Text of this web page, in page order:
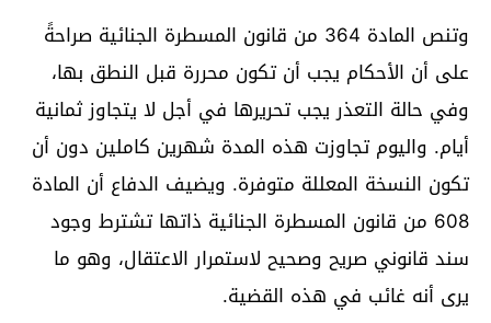
وتنص المادة 364 من قانون المسطرة الجنائية صراحةً
على أن الأحكام يجب أن تكون محررة قبل النطق بها،
وفي حالة التعذر يجب تحريرها في أجل لا يتجاوز ثمانية
أيام. واليوم تجاوزت هذه المدة شهرين كاملين دون أن
تكون النسخة المعللة متوفرة. ويضيف الدفاع أن المادة
608 من قانون المسطرة الجنائية ذاتها تشترط وجود
سند قانوني صريح وصحيح لاستمرار الاعتقال، وهو ما
يرى أنه غائب في هذه القضية.